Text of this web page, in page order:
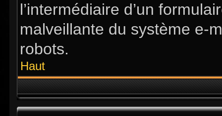
l’intermédiaire d’un
malveillante du système e-
robots.
Haut